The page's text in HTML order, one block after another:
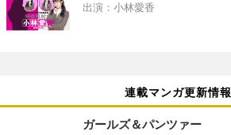
出演：小林愛香
連載マンガ更新情報
ガールズ＆パンツァー